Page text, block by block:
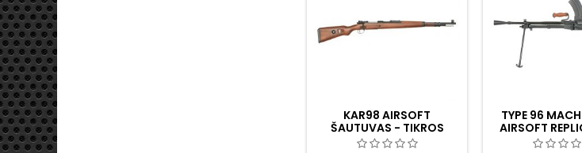
KAR98 AIRSOFT
ŠAUTUVAS - TIKROS
MEDIENOS BUOŽĖ
TYPE 96
AIRSOFT
WOOD